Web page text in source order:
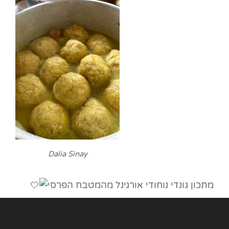
Dalia Sinay
מתכון גונדי נוחודי אורגינל מהמטבח הפרסי